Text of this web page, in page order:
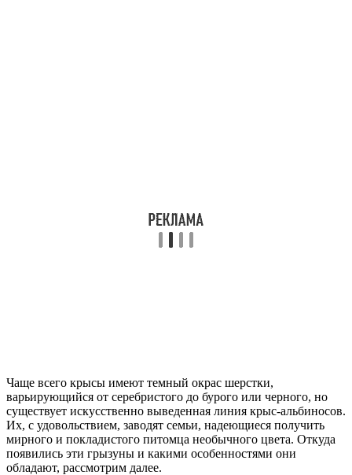
Чаще всего крысы имеют темный окрас шерстки,
варьирующийся от серебристого до бурого или черного, но
существует искусственно выведенная линия крыс-альбиносов.
Их, с удовольствием, заводят семьи, надеющиеся получить
мирного и покладистого питомца необычного цвета. Откуда
появились эти грызуны и какими особенностями они
обладают, рассмотрим далее.